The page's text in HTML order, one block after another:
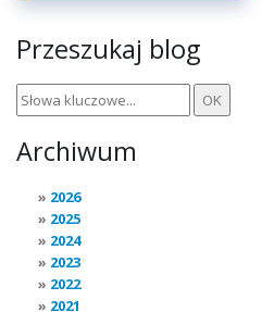
Przeszukaj blog
Archiwum
2026
2025
2024
2023
2022
2021